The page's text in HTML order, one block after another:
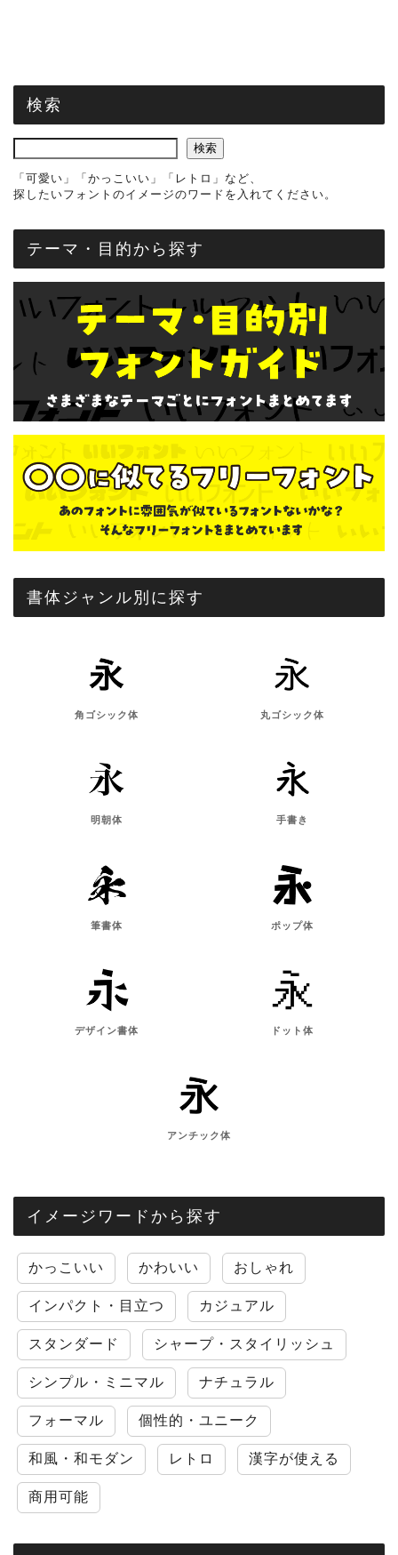
検索
検索
「可愛い」「かっこいい」「レトロ」など、
探したいフォントのイメージのワードを入れてください。
テーマ・目的から探す
書体ジャンル別に探す
角ゴシック体 丸ゴシック体
明朝体 手書き
筆書体 ポップ体
デザイン書体 ドット体
アンチック体
イメージワードから探す
かっこいい かわいい おしゃれ
インパクト・目立つ カジュアル
スタンダード シャープ・スタイリッシュ
シンプル・ミニマル ナチュラル
フォーマル 個性的・ユニーク
和風・和モダン レトロ 漢字が使える
商用可能